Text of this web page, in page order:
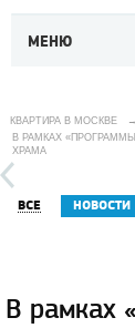
МЕНЮ
КВАРТИРА В МОСКВЕ →
В РАМКАХ
ХРАМА
ВСЕ НОВОСТИ
В рамках